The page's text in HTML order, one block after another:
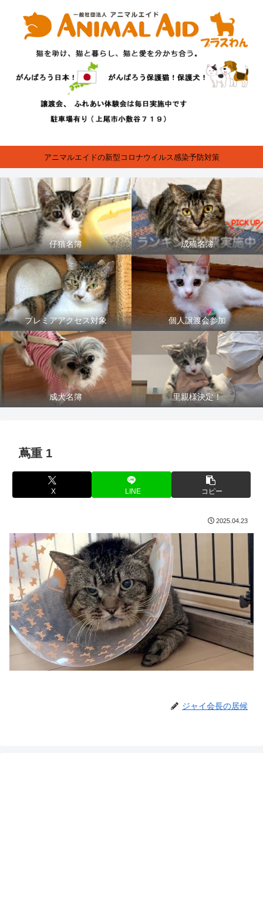
アニマルエイドの新型コロナウイルス感染予防対策
仔猫名簿 成猫名簿
プレミアアクセス対象 個人譲渡会参加
成犬名簿 里親様決定！
蔦重 1
X LINE コピー
2025.04.23
ジャイ会長の居候